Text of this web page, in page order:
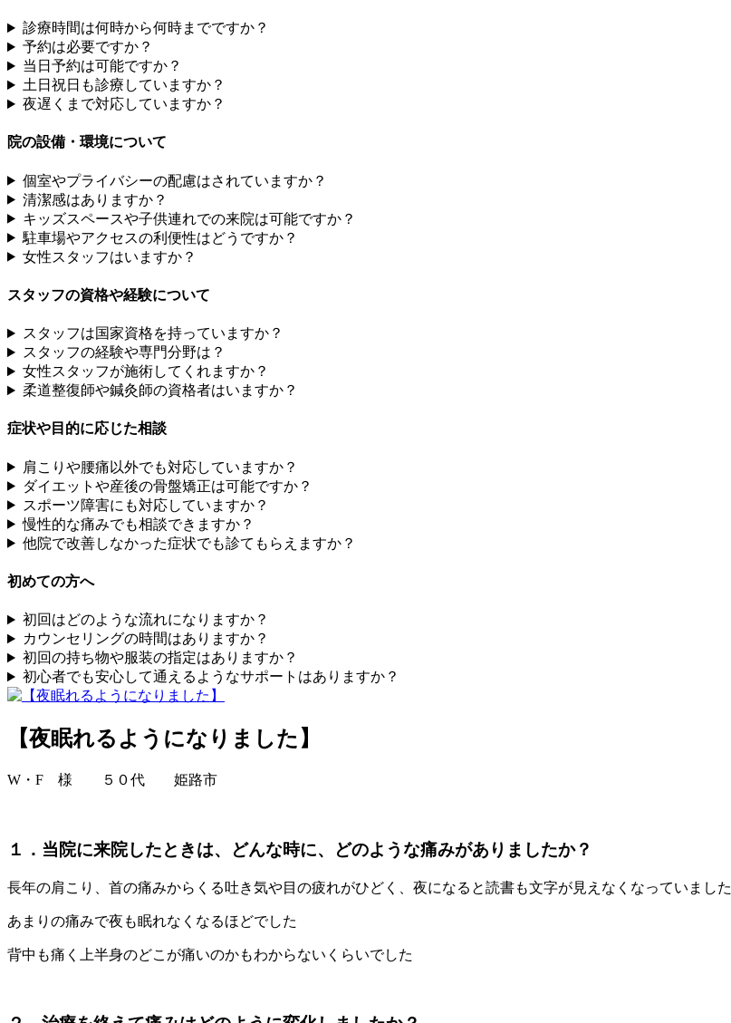
診療時間は何時から何時までですか？
予約は必要ですか？
当日予約は可能ですか？
土日祝日も診療していますか？
夜遅くまで対応していますか？
院の設備・環境について
個室やプライバシーの配慮はされていますか？
清潔感はありますか？
キッズスペースや子供連れでの来院は可能ですか？
駐車場やアクセスの利便性はどうですか？
女性スタッフはいますか？
スタッフの資格や経験について
スタッフは国家資格を持っていますか？
スタッフの経験や専門分野は？
女性スタッフが施術してくれますか？
柔道整復師や鍼灸師の資格者はいますか？
症状や目的に応じた相談
肩こりや腰痛以外でも対応していますか？
ダイエットや産後の骨盤矯正は可能ですか？
スポーツ障害にも対応していますか？
慢性的な痛みでも相談できますか？
他院で改善しなかった症状でも診てもらえますか？
初めての方へ
初回はどのような流れになりますか？
カウンセリングの時間はありますか？
初回の持ち物や服装の指定はありますか？
初心者でも安心して通えるようなサポートはありますか？
【夜眠れるようになりました】
W・F 様 ５０代 姫路市
１．当院に来院したときは、どんな時に、どのような痛みがありましたか？
長年の肩こり、首の痛みからくる吐き気や目の疲れがひどく、夜になると読書も文字が見えなくなっていました
あまりの痛みで夜も眠れなくなるほどでした
背中も痛く上半身のどこが痛いのかもわからないくらいでした